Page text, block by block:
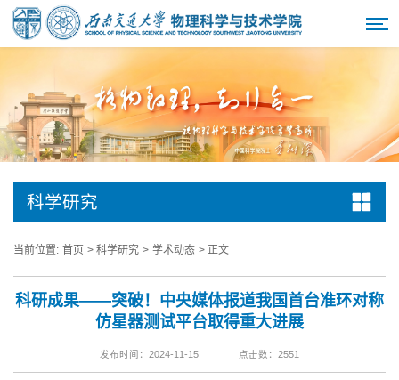
科学研究
当前位置: 首页 > 科学研究 > 学术动态 > 正文
科研成果——突破！中央媒体报道我国首台准环对称
仿星器测试平台取得重大进展
发布时间：2024-11-15 点击数： 2551